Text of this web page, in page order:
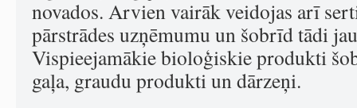
novados. Arvien vairāk veidojas arī
pārstrādes uzņēmumu un šobrīd tādi
Vispieejamākie bioloģiskie produkti
gaļa, graudu produkti un dārzeņi.